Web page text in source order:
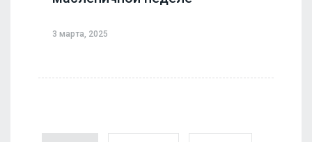
3 марта, 2025